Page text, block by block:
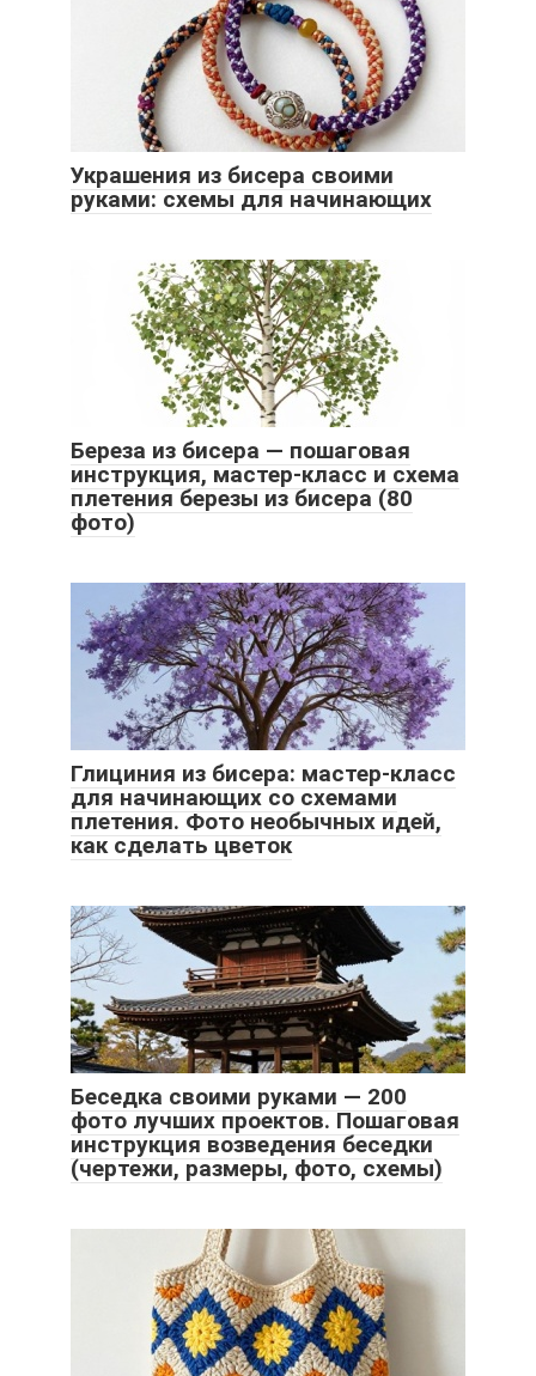
Украшения из бисера своими
руками: схемы для начинающих
Береза из бисера — пошаговая
инструкция, мастер-класс и схема
плетения березы из бисера (80
фото)
Глициния из бисера: мастер-класс
для начинающих со схемами
плетения. Фото необычных идей,
как сделать цветок
Беседка своими руками — 200
фото лучших проектов. Пошаговая
инструкция возведения беседки
(чертежи, размеры, фото, схемы)